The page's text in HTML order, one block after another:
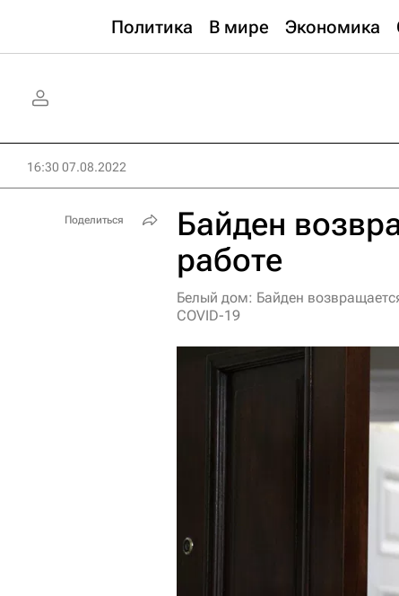
Политика В мире Экономика
16:30 07.08.2022
Байден
работе
Белый дом: Байден
COVID-19
Поделиться